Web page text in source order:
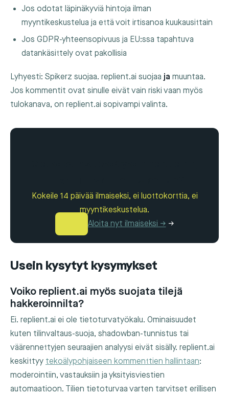
Jos odotat läpinäkyviä hintoja ilman
myyntikeskustelua ja että voit irtisanoa kuukausittain
Jos GDPR-yhteensopivuus ja EU:ssa tapahtuva
datankäsittely ovat pakollisia
Lyhyesti: Spikerz suojaa. replient.ai suojaa ja muuntaa.
Jos kommentit ovat sinulle eivät vain riski vaan myös
tulokanava, on replient.ai sopivampi valinta.
Kokeile 14 päivää ilmaiseksi, ei luottokorttia, ei
myyntikeskustelua.
Aloita nyt ilmaiseksi → →
Usein kysytyt kysymykset
Voiko replient.ai myös suojata tilejä
hakkeroinnilta?
Ei. replient.ai ei ole tietoturvatyökalu. Ominaisuudet
kuten tilinvaltaus-suoja, shadowban-tunnistus tai
väärennettyjen seuraajien analyysi eivät sisälly. replient.ai
keskittyy tekoälypohjaiseen kommenttien hallintaan:
moderointiin, vastauksiin ja yksityisviestien
automaatioon. Tilien tietoturvaa varten tarvitset erillisen